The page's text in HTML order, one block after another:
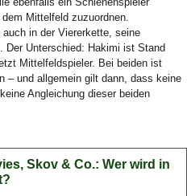
Mittelfeld zuzuordnen.
in der Viererkette, seine
Unterschied: Hakimi ist Stand
Mittelfeldspieler. Bei beiden ist
– und allgemein gilt dann, dass keine
Angleichung dieser beiden
Skov & Co.: Wer wird in